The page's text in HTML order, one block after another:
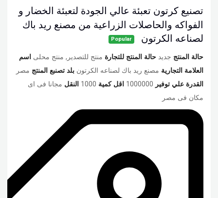
تصنيع كرتون تعبئة عالي الجودة لتعبئة الخضار و
الفواكه والحاصلات الزراعية من مصنع ريد باك
لصناعه الكرتون
Popular
حالة المنتج جديد حالة المنتج للتجارة منتج للتصدير, منتج محلى اسم
العلامة التجارية مصنع ريد باك لصناعه الكرتون بلد تصنبع المنتج مصر
القدرة علي توفير 1000000 اقل كمية 1000 النقل مجانا فى اى
مكان فى مصر